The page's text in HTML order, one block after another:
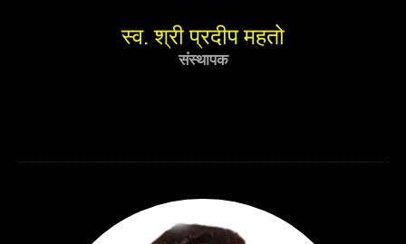
स्व. श्री प्रदीप महतो
संस्थापक